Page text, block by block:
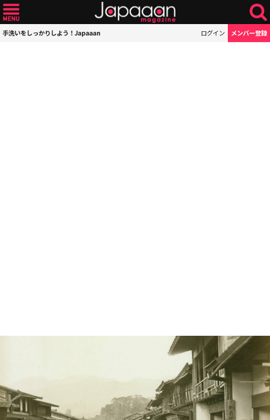
手洗いをしっかりしよう！Japaaan ログイン メンバー登録